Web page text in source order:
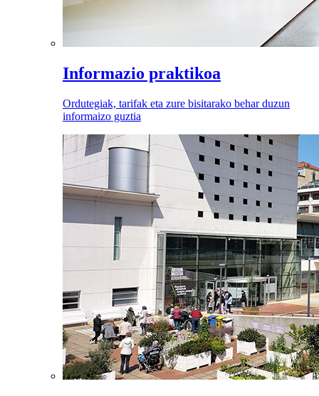
Informazio praktikoa
Ordutegiak, tarifak eta zure bisitarako behar duzun
informaizo guztia